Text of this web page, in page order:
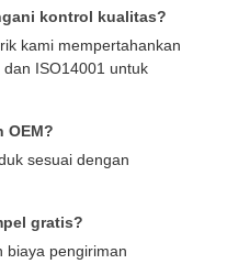
kontrol kualitas?
kami mempertahankan
ISO14001 untuk
OEM?
sesuai dengan
gratis?
biaya pengiriman